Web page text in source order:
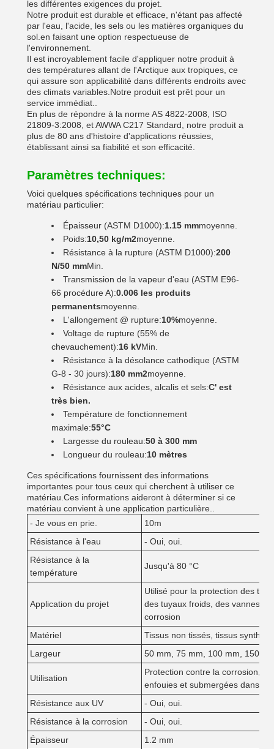
les différentes exigences du projet.
Notre produit est durable et efficace, n'étant pas affecté
par l'eau, l'acide, les sels ou les matières organiques du
sol.en faisant une option respectueuse de
l'environnement.
Il est incroyablement facile d'appliquer notre produit à
des températures allant de l'Arctique aux tropiques, ce
qui assure son applicabilité dans différents endroits avec
des climats variables.Notre produit est prêt pour un
service immédiat..
En plus de répondre à la norme AS 4822-2008, ISO
21809-3:2008, et AWWA C217 Standard, notre produit a
plus de 80 ans d'histoire d'applications réussies,
établissant ainsi sa fiabilité et son efficacité.
Paramètres techniques:
Voici quelques spécifications techniques pour un
matériau particulier:
Épaisseur (ASTM D1000):1.15 mmmoyenne.
Poids:10,50 kg/m2moyenne.
Résistance à la rupture (ASTM D1000):200
N/50 mmMin.
Transmission de la vapeur d'eau (ASTM E96-
66 procédure A):0.006 les produits
permanentsmoyenne.
L'allongement @ rupture:10%moyenne.
Voltage de rupture (55% de
chevauchement):16 kVMin.
Résistance à la désolance cathodique (ASTM
G-8 - 30 jours):180 mm2moyenne.
Résistance aux acides, alcalis et sels:C' est
très bien.
Température de fonctionnement
maximale:55°C
Largesse du rouleau:50 à 300 mm
Longueur du rouleau:10 mètres
Ces spécifications fournissent des informations
importantes pour tous ceux qui cherchent à utiliser ce
matériau.Ces informations aideront à déterminer si ce
matériau convient à une application particulière..
- Je vous en prie.
10m
Résistance à l'eau
- Oui, oui.
Résistance à la
température
Jusqu'à 80 °C
Application du projet
Utilisé pour la protection des
des tuyaux froids, des vannes
corrosion
Matériel
Tissus non tissés, tissus
Largeur
50 mm, 75 mm, 100 mm, 150
Utilisation
Protection contre la corrosion,
enfouies et submergées dans
Résistance aux UV
- Oui, oui.
Résistance à la corrosion
- Oui, oui.
Épaisseur
1.2 mm